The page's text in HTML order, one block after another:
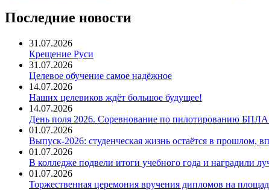
Последние новости
31.07.2026
Крещение Руси
31.07.2026
Целевое обучение самое надёжное
14.07.2026
Наших целевиков ждёт большое будущее!
14.07.2026
День поля 2026. Соревнование по пилотированию
01.07.2026
Выпуск-2026: студенческая жизнь остаётся в прошлом,
01.07.2026
В колледже подвели итоги учебного года и наградили
01.07.2026
Торжественная церемония вручения дипломов на